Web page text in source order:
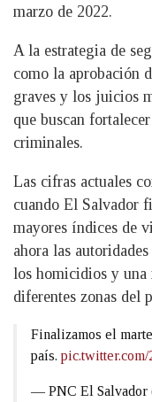
marzo de 2022.
A la estrategia de
como la aprobación
graves y los juicios
que buscan
criminales.
Las cifras actuales
cuando El Salvador
mayores índices de
ahora las
los homicidios y una
diferentes zonas del
Finalizamos el
país.
— PNC El Salvador